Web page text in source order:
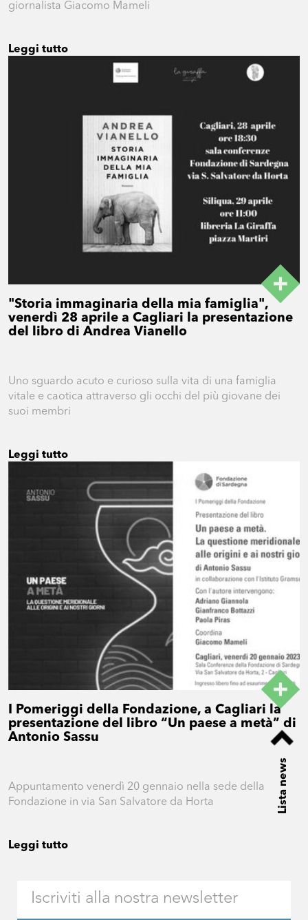
giornalista Giacomo Mameli
Leggi tutto
"Storia immaginaria della mia famiglia",
venerdì 28 aprile a Cagliari la presentazione
del libro di Andrea Vianello
Uno sguardo acuto e curioso sulla vita di una famiglia
vitale e caotica attraverso gli occhi del più giovane dei
suoi membri
Leggi tutto
I Pomeriggi della Fondazione, a Cagliari la
presentazione del libro “Un paese a metà” di
Antonio Sassu
Appuntamento venerdì 20 gennaio nella sede della
Fondazione in via San Salvatore da Horta
Leggi tutto
Lista news